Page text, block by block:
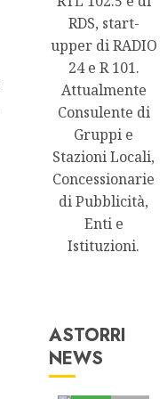
RDS, start-
upper di RADIO
24 e R 101.
Attualmente
Consulente di
Gruppi e
Stazioni Locali,
Concessionarie
di Pubblicità,
Enti e
Istituzioni.
ASTORRI
NEWSAstorri News